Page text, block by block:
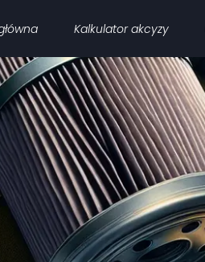
Kalkulator akcyzy